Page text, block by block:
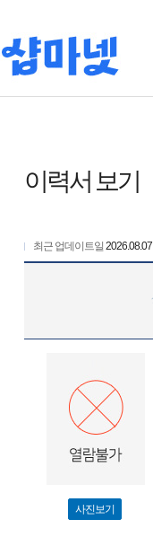
이력서 보기
최근 업데이트일 2026.08.07
사진보기